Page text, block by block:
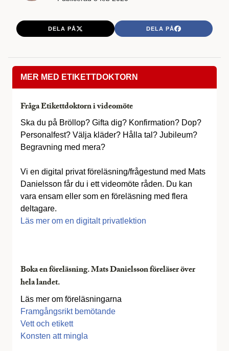
DELA PÅ DELA PÅ
MER MED ETIKETTDOKTORN
Fråga Etikettdoktorn i videomöte
Ska du på Bröllop? Gifta dig? Konfirmation? Dop?
Personalfest? Välja kläder? Hålla tal? Jubileum?
Begravning med mera?
Vi en digital privat föreläsning/frågestund med Mats
Danielsson får du i ett videomöte råden. Du kan
vara ensam eller som en föreläsning med flera
deltagare.
Läs mer om en digitalt privatlektion
Boka en föreläsning. Mats Danielsson föreläser över
hela landet.
Läs mer om föreläsningarna
Framgångsrikt bemötande
Vett och etikett
Konsten att mingla